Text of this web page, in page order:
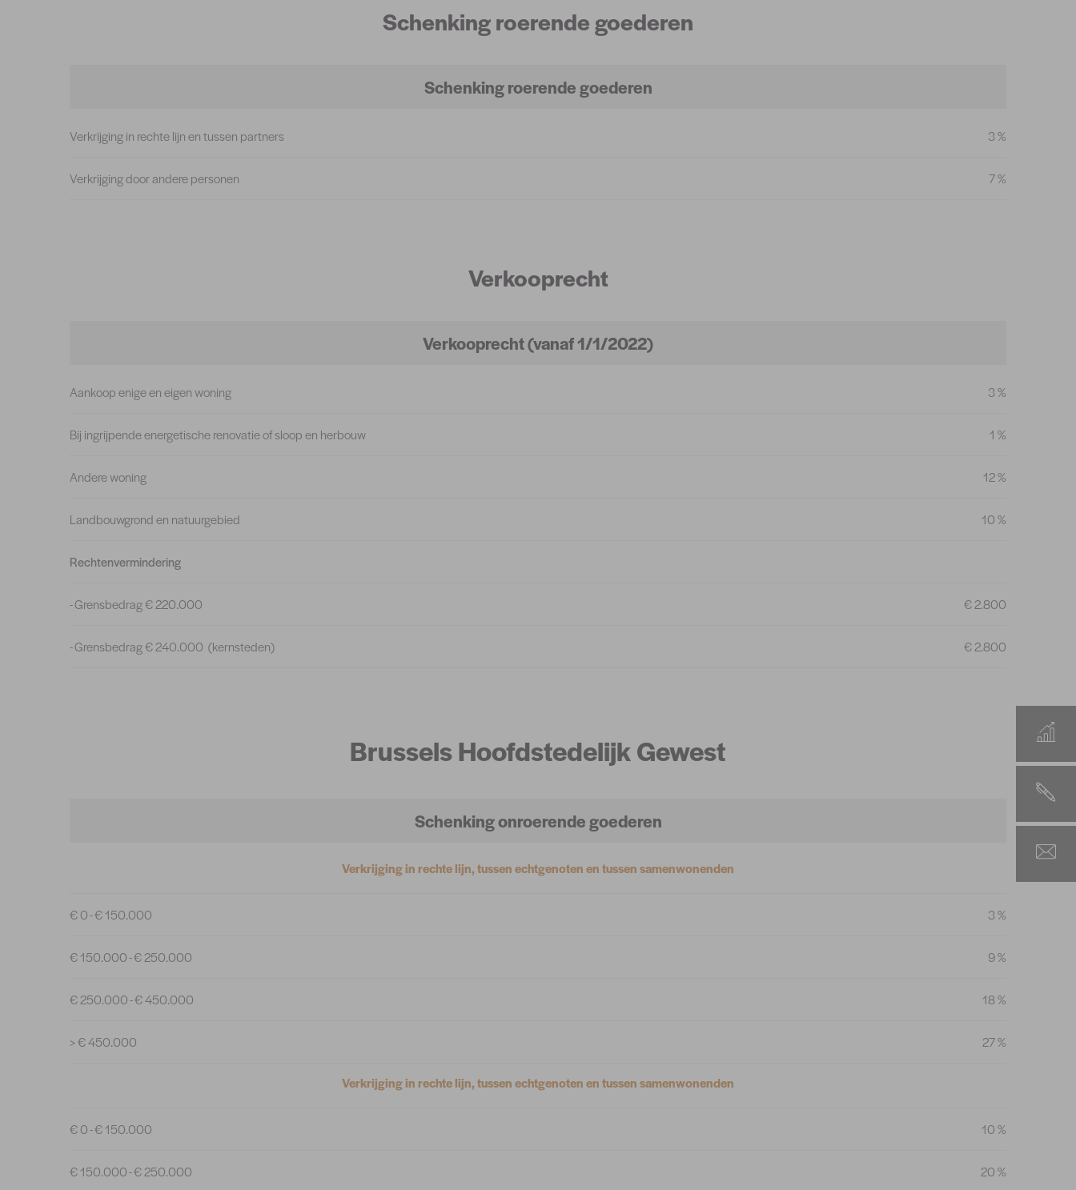
Schenking roerende goederen
Schenking roerende goederen
Verkrijging in rechte lijn en tussen partners 3 %
Verkrijging door andere personen 7 %
Verkooprecht
Verkooprecht (vanaf 1/1/2022)
Aankoop enige en eigen woning 3 %
Bij ingrijpende energetische renovatie of sloop en herbouw 1 %
Andere woning 12 %
Landbouwgrond en natuurgebied 10 %
Rechtenvermindering
- Grensbedrag € 220.000 € 2.800
- Grensbedrag € 240.000 (kernsteden) € 2.800
Brussels Hoofdstedelijk Gewest
Schenking onroerende goederen
Verkrijging in rechte lijn, tussen echtgenoten en tussen samenwonenden
€ 0 - € 150.000 3 %
€ 150.000 - € 250.000 9 %
€ 250.000 - € 450.000 18 %
> € 450.000 27 %
Verkrijging in rechte lijn, tussen echtgenoten en tussen samenwonenden
€ 0 - € 150.000 10 %
€ 150.000 - € 250.000 20 %